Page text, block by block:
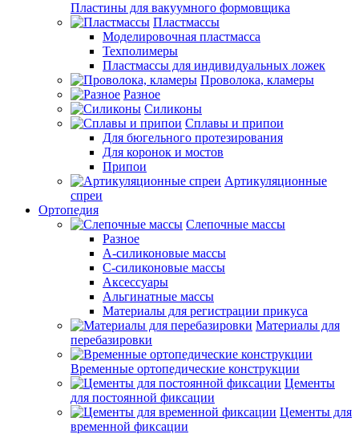
Пластины для вакуумного формовщика
Пластмассы
Моделировочная пластмасса
Техполимеры
Пластмассы для индивидуальных ложек
Проволока, кламеры
Разное
Силиконы
Сплавы и припои
Для бюгельного протезирования
Для коронок и мостов
Припои
Артикуляционные
спреи
Ортопедия
Слепочные массы
Разное
А-силиконовые массы
С-силиконовые массы
Аксессуары
Альгинатные массы
Материалы для регистрации прикуса
Материалы для
перебазировки
Временные ортопедические конструкции
Цементы
для постоянной фиксации
Цементы для
временной фиксации